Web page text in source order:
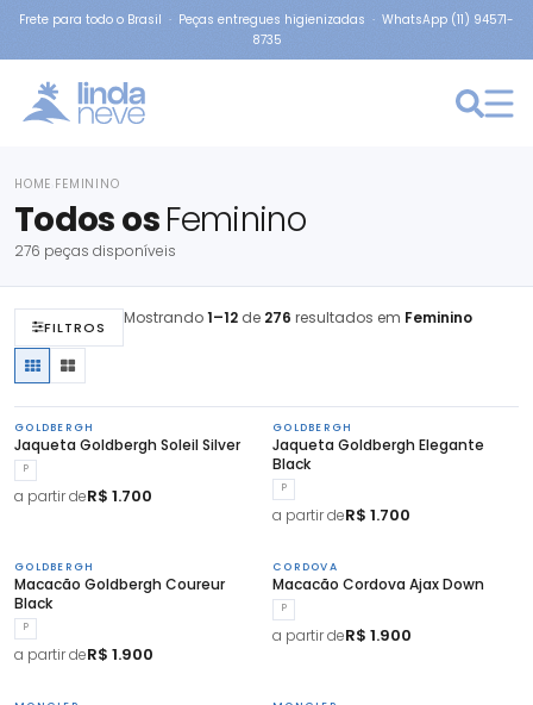
Frete para todo o Brasil · Peças entregues higienizadas · WhatsApp (11) 94571-
8735
HOME FEMININO
Todos osFeminino
276 peças disponíveis
FILTROS Mostrando1–12 de 276 resultados em Feminino
GOLDBERGH
Jaqueta Goldbergh Soleil Silver
P
a partir deR$ 1.700
GOLDBERGH
Jaqueta Goldbergh Elegante
Black
P
a partir deR$ 1.700
GOLDBERGH
Macacão Goldbergh Coureur
Black
P
a partir deR$ 1.900
CORDOVA
Macacão Cordova Ajax Down
P
a partir deR$ 1.900